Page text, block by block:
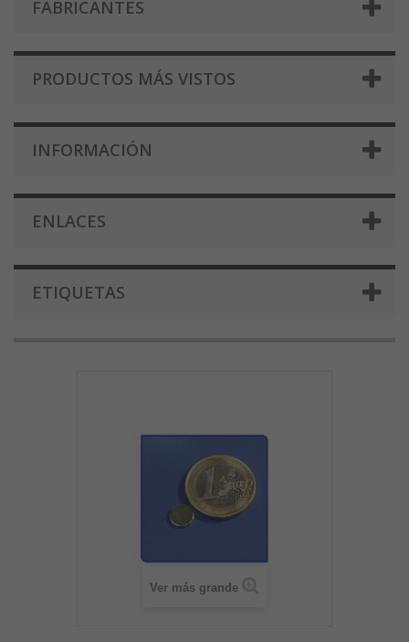
FABRICANTES
PRODUCTOS MÁS VISTOS
INFORMACIÓN
ENLACES
ETIQUETAS
Ver más grande